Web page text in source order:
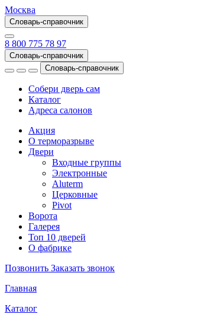
Москва
Словарь-справочник
8 800 775 78 97
Словарь-справочник
Словарь-справочник
Собери дверь сам
Каталог
Адреса салонов
Акция
О терморазрыве
Двери
Входные группы
Электронные
Aluterm
Церковные
Pivot
Ворота
Галерея
Топ 10 дверей
О фабрике
Позвонить Заказать звонок
Главная
Каталог